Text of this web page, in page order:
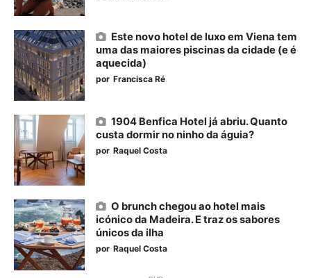
Este novo hotel de luxo em Viena tem
uma das maiores piscinas da cidade (e é
aquecida)
por Francisca Ré
1904 Benfica Hotel já abriu. Quanto
custa dormir no ninho da águia?
por Raquel Costa
O brunch chegou ao hotel mais
icónico da Madeira. E traz os sabores
únicos da ilha
por Raquel Costa